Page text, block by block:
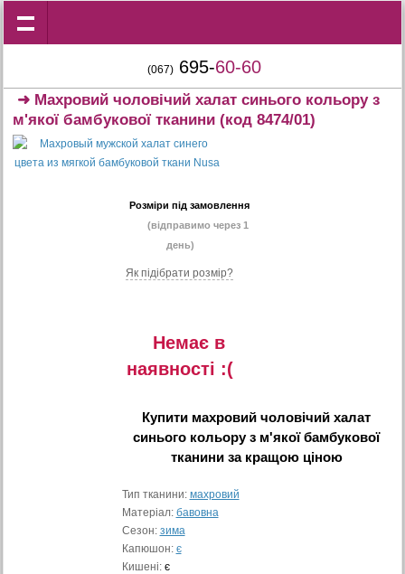
(067) 695-60-60
➜ Махровий чоловічий халат синього кольору з
м'якої бамбукової тканини (код 8474/01)
Розміри під замовлення
(відправимо через 1
день)
Як підібрати розмір?
Немає в
наявностi :(
Купити махровий чоловічий халат
синього кольору з м'якої бамбукової
тканиниза кращою ціною
Тип тканини: махровий
Матеріал: бавовна
Сезон: зима
Капюшон: є
Кишені: є